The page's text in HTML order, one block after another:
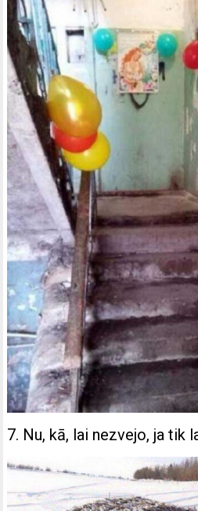
7. Nu, kā, lai nezvejo, ja tik